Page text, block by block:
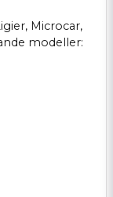
Microcar,
modeller: